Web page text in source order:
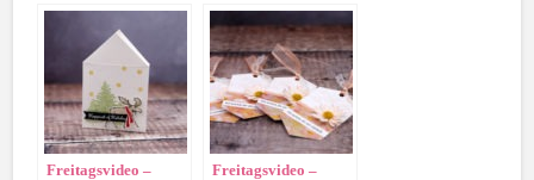
Freitagsvideo –
Freitagsvideo –